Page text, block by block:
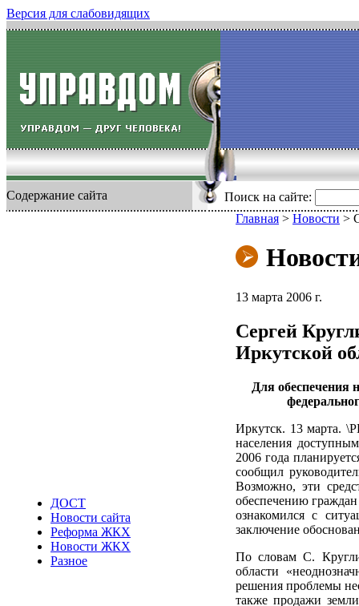
Версия для слабовидящих
Содержание сайта Поиск на сайте:
ДОСТ
Новости сайта
Реформа ЖКХ
Новости ЖКХ
Разное
Главная > Новости >
13 марта 2006 г.
Сергей
Иркутской
Для обеспечения
Иркутск. 13 марта.
населения
2006 года
сообщил
Возможно, эти
обеспечению
ознакомился с
заключение
По словам С.
области
решения проблемы
также продажи